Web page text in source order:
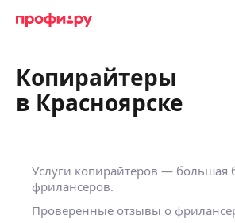
Копирайтеры
в Красноярске
Услуги копирайтеров — большая
фрилансеров.
Проверенные отзывы о